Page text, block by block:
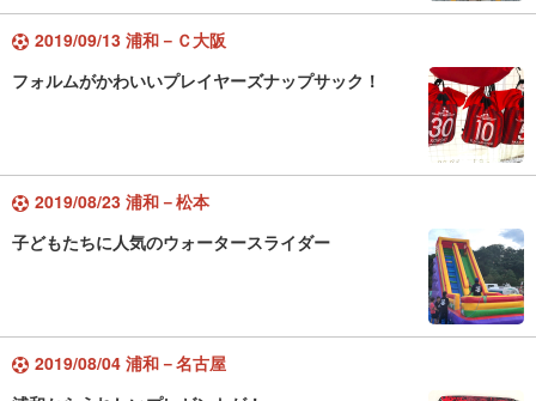
2019/09/13 浦和－Ｃ大阪
フォルムがかわいいプレイヤーズナップサック！
2019/08/23 浦和－松本
子どもたちに人気のウォータースライダー
2019/08/04 浦和－名古屋